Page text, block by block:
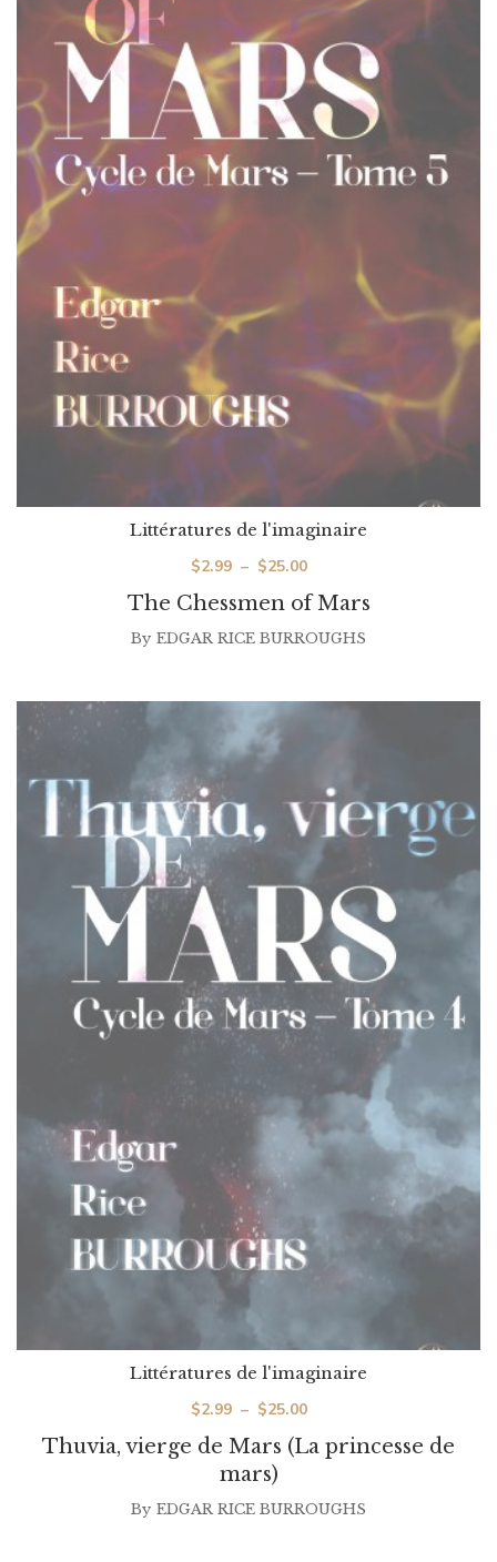
The Chessmen of Mars
Littératures de l'imaginaire
$2.99 – $25.00Plage
de
prix :
By EDGAR RICE BURROUGHS
Thuvia, vierge de Mars (La princesse de
mars)
Littératures de l'imaginaire
$2.99 – $25.00Plage
de
$2.99
By EDGAR RICE BURROUGHS